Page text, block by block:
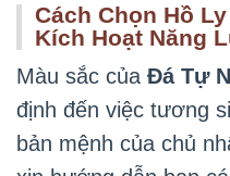
Cách Chọn Hồ
Kích Hoạt Năng
Màu sắc của Đá Tự
định đến việc tương
bản mệnh của chủ